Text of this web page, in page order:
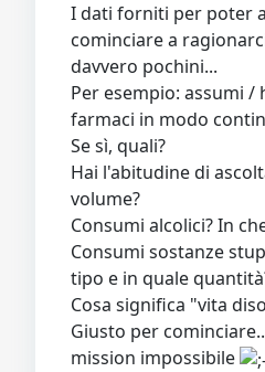
I dati forniti per poter
cominciare a
davvero pochini...
Per esempio: assumi /
farmaci in modo
Se sì, quali?
Hai l'abitudine di
volume?
Consumi alcolici? In
Consumi sostanze
tipo e in quale
Cosa significa "vita
Giusto per
mission impossibile